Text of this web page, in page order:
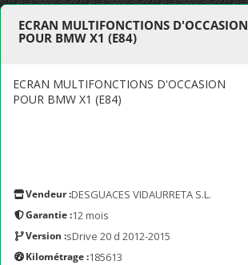
ECRAN MULTIFONCTIONS D'OCCASION
POUR BMW X1 (E84)
ECRAN MULTIFONCTIONS D'OCCASION
POUR BMW X1 (E84)
Vendeur :DESGUACES VIDAURRETA S.L.
Garantie :12 mois
Version :sDrive 20 d 2012-2015
Kilométrage :185613